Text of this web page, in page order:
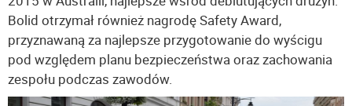
Bolid otrzymał również nagrodę Safety Award,
przyznawaną za najlepsze przygotowanie do wyścigu
pod względem planu bezpieczeństwa oraz zachowania
zespołu podczas zawodów.